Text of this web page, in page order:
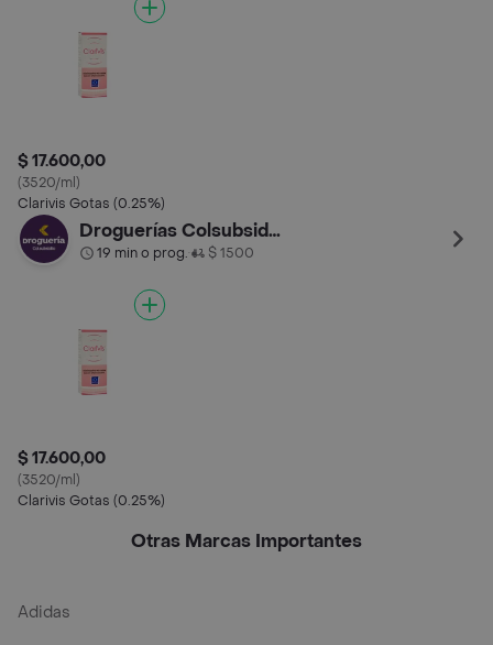
$ 17.600,00
(3520/ml)
Clarivis Gotas (0.25%)
Droguerías Colsubsidio
19 min o prog.• $ 1500
$ 17.600,00
(3520/ml)
Clarivis Gotas (0.25%)
Otras Marcas Importantes
Adidas